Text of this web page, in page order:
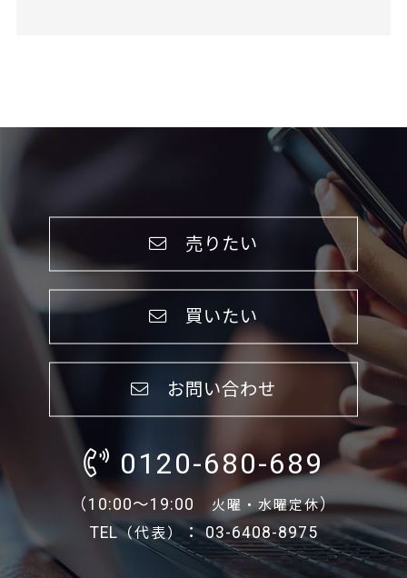
売りたい
買いたい
お問い合わせ
0120-680-689
（10:00～19:00 火曜・水曜定休）
TEL（代表） ： 03-6408-8975